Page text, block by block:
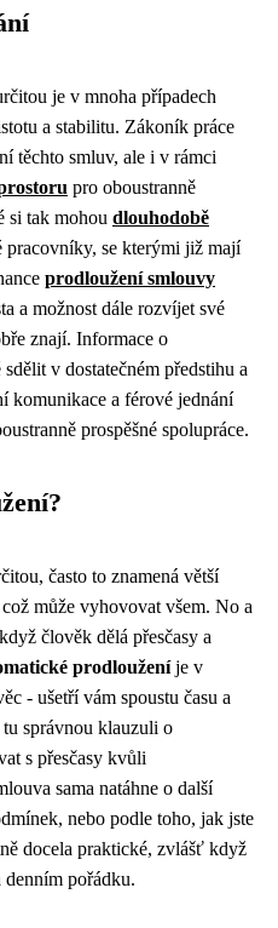
je v mnoha případech
a stabilitu. Zákoník práce
těchto smluv, ale i v rámci
pro oboustranně
si tak mohou dlouhodobě
pracovníky, se kterými již mají
prodloužení smlouvy
a možnost dále rozvíjet své
znají. Informace o
v dostatečném předstihu a
komunikace a férové jednání
prospěšné spolupráce.
často to znamená větší
může vyhovovat všem. No a
člověk dělá přesčasy a
prodlouženíje v
- ušetří vám spoustu času a
správnou klauzuli o
s přesčasy kvůli
sama natáhne o další
nebo podle toho, jak jste
docela praktické, zvlášť když
denním pořádku.